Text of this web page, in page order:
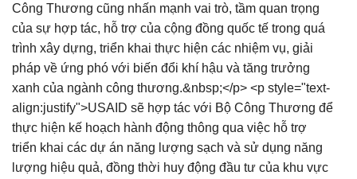
Công Thương cũng nhấn mạnh vai trò, tầm quan trọng
của sự hợp tác, hỗ trợ của cộng đồng quốc tế trong quá
trình xây dựng, triển khai thực hiện các nhiệm vụ, giải
pháp về ứng phó với biến đổi khí hậu và tăng trưởng
xanh của ngành công thương.&nbsp;</p> <p style="text-
align:justify">USAID sẽ hợp tác với Bộ Công Thương để
thực hiện kế hoạch hành động thông qua việc hỗ trợ
triển khai các dự án năng lượng sạch và sử dụng năng
lượng hiệu quả, đồng thời huy động đầu tư của khu vực